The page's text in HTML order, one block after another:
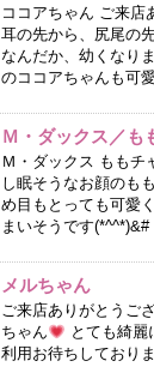
ココアちゃん ご来店
耳の先から、尻尾の
なんだか、幼くなり
のココアちゃんも可
Ｍ・ダックス／も
Ｍ・ダックス ももチ
し眠そうなお顔のも
め目もとっても可愛
まいそうです
メルちゃん
ご来店ありがとうご
ちゃん
とても綺麗
利用お待ちしており